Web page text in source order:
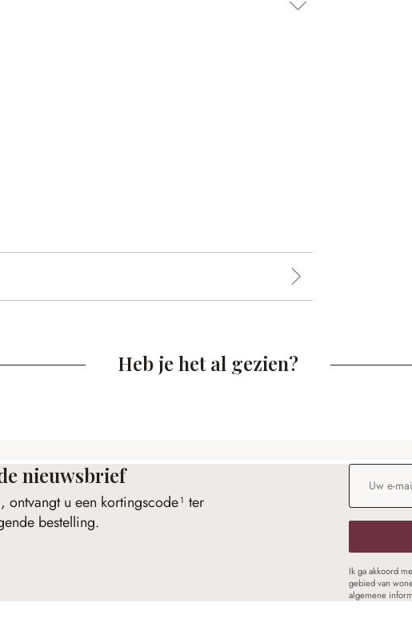
Heb je het al gezien?
nieuwsbrief
u een kortingscode¹ ter
bestelling.
E-mailadres
Ik ga akkoord
gebied van
algemene